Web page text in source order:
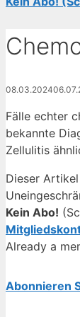
08.03.2024
Fälle echter
bekannte
Zellulitis
Dieser
Kein Abo!
Already a
Abonnieren